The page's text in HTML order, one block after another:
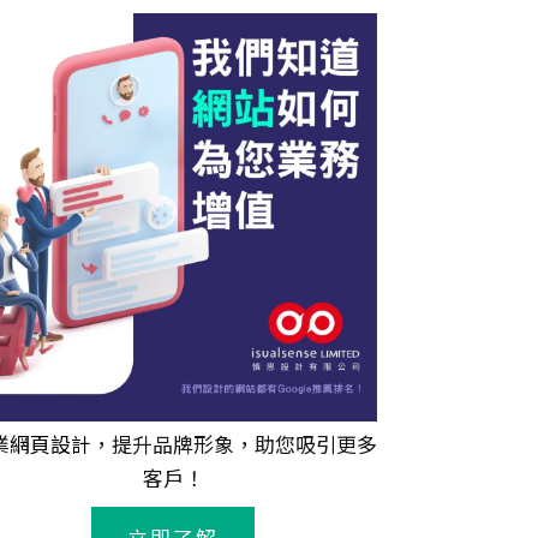
網頁設計 ，提升品牌形象，助您吸引更多
客戶！